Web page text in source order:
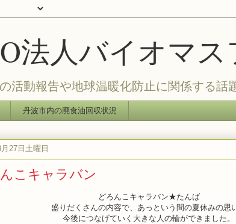
法人バイオマ
活動報告や地球温暖化防止に関係する話
丹波市内の廃食油回収状況
27日土曜日
こキャラバン
どろんこキャラバン★たんば
盛りだくさんの内容で、あっという間の夏休みの思
今後につなげていく大きな人の輪ができました。